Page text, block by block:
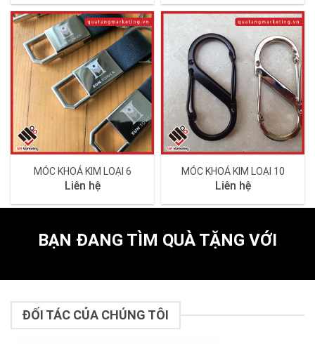
MÓC KHOÁ KIM LOẠI 6
Liên hệ
MÓC KHOÁ KIM LOẠI 10
Liên hệ
BẠN ĐANG TÌM QUÀ TẶNG VỚI
ĐỐI TÁC CỦA CHÚNG TÔI